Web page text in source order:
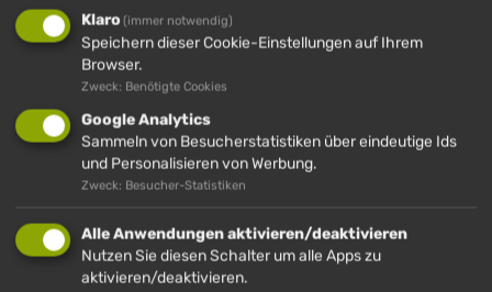
Hündlegebiet und ist ca. 10 Gehminuten von der Hündle
Bergstation entfernt. Auf den Alpweideflächen
genießen 35 Milchkühe und 10 Kälber die
Sommerfrische. Von Ende Mai bis Mitte September wird
die Milch der Kühe jeden Morgen zu Bergkäse
verarbeitet, der im Käsekeller lagert und den die
und originaler geht nicht. Sie bekommen natürlich auch
frische Milch, Bergbutter, deftige Brotzeiten und
Klaro (immer notwendig)
Speichern dieser Cookie-Einstellungen auf Ihrem
Browser.
Zweck: Benötigte Cookies
Google Analytics
Sammeln von Besucherstatistiken über eindeutige Ids
und Personalisieren von Werbung.
Zweck: Besucher-Statistiken
Alle Anwendungen aktivieren/deaktivieren
Nutzen Sie diesen Schalter um alle Apps zu
aktivieren/deaktivieren.